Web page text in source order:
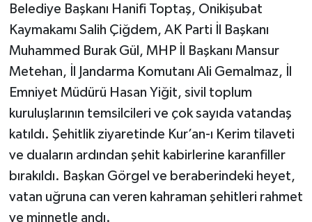
Belediye Başkanı Hanifi Toptaş, Onikişubat
Kaymakamı Salih Çiğdem, AK Parti İl Başkanı
Muhammed Burak Gül, MHP İl Başkanı Mansur
Metehan, İl Jandarma Komutanı Ali Gemalmaz, İl
Emniyet Müdürü Hasan Yiğit, sivil toplum
kuruluşlarının temsilcileri ve çok sayıda vatandaş
katıldı. Şehitlik ziyaretinde Kur’an-ı Kerim tilaveti
ve duaların ardından şehit kabirlerine karanfiller
bırakıldı. Başkan Görgel ve beraberindeki heyet,
vatan uğruna can veren kahraman şehitleri rahmet
ve minnetle andı.